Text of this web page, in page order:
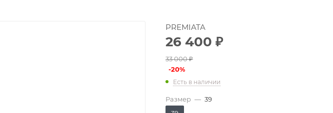
PREMIATA
26 400 ₽
33 000₽
-20%
Есть в наличии
Размер — 39